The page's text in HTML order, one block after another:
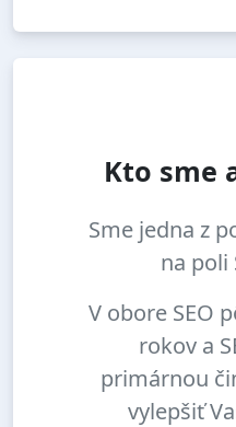
Kto sme
Sme jedna z
na poli
V obore SEO
rokov a
primárnou
vylepšiť